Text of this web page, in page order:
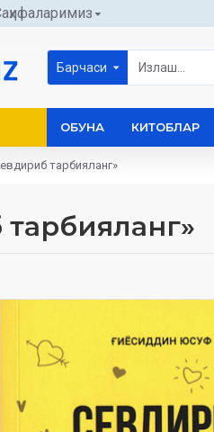
Барчаси
ОБУНА КИТОБЛАР
тарбияланг»